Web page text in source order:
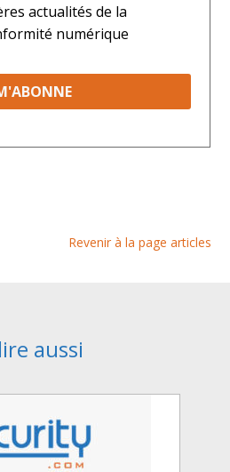
actualités de la
numérique
Revenir à la page articles
aussi